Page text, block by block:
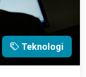
Teknologi